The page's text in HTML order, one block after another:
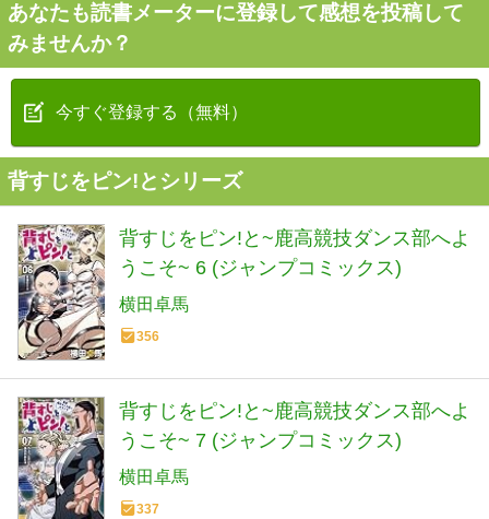
あなたも読書メーターに登録して感想を投稿して
みませんか？
今すぐ登録する（無料）
背すじをピン!とシリーズ
背すじをピン!と~鹿高競技ダンス部へよ
うこそ~ 6 (ジャンプコミックス)
横田卓馬
356
背すじをピン!と~鹿高競技ダンス部へよ
うこそ~ 7 (ジャンプコミックス)
横田卓馬
337